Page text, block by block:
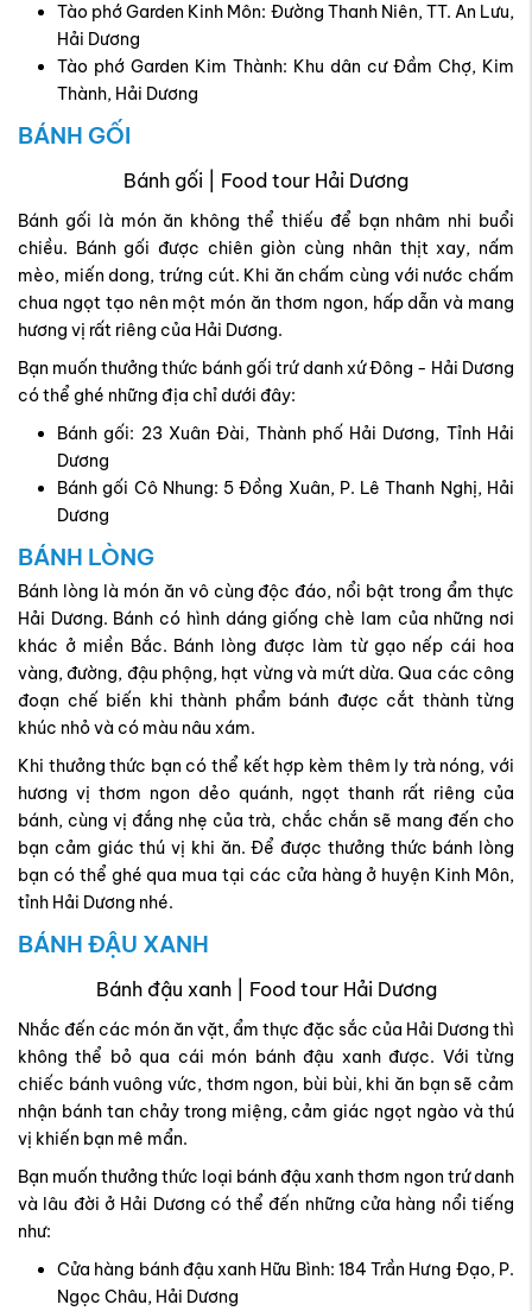
Tào phớ Garden Kinh Môn: Đường Thanh Niên, TT. An Lưu,
Hải Dương
Tào phớ Garden Kim Thành: Khu dân cư Đầm Chợ, Kim
Thành, Hải Dương
BÁNH GỐI
Bánh gối | Food tour Hải Dương
Bánh gối là món ăn không thể thiếu để bạn nhâm nhi buổi
chiều. Bánh gối được chiên giòn cùng nhân thịt xay, nấm
mèo, miến dong, trứng cút. Khi ăn chấm cùng với nước chấm
chua ngọt tạo nên một món ăn thơm ngon, hấp dẫn và mang
hương vị rất riêng của Hải Dương.
Bạn muốn thưởng thức bánh gối trứ danh xứ Đông - Hải Dương
có thể ghé những địa chỉ dưới đây:
Bánh gối: 23 Xuân Đài, Thành phố Hải Dương, Tỉnh Hải
Dương
Bánh gối Cô Nhung: 5 Đồng Xuân, P. Lê Thanh Nghị, Hải
Dương
BÁNH LÒNG
Bánh lòng là món ăn vô cùng độc đáo, nổi bật trong ẩm thực
Hải Dương. Bánh có hình dáng giống chè lam của những nơi
khác ở miền Bắc. Bánh lòng được làm từ gạo nếp cái hoa
vàng, đường, đậu phộng, hạt vừng và mứt dừa. Qua các công
đoạn chế biến khi thành phẩm bánh được cắt thành từng
khúc nhỏ và có màu nâu xám.
Khi thưởng thức bạn có thể kết hợp kèm thêm ly trà nóng, với
hương vị thơm ngon dẻo quánh, ngọt thanh rất riêng của
bánh, cùng vị đắng nhẹ của trà, chắc chắn sẽ mang đến cho
bạn cảm giác thú vị khi ăn. Để được thưởng thức bánh lòng
bạn có thể ghé qua mua tại các cửa hàng ở huyện Kinh Môn,
tỉnh Hải Dương nhé.
BÁNH ĐẬU XANH
Bánh đậu xanh | Food tour Hải Dương
Nhắc đến các món ăn vặt, ẩm thực đặc sắc của Hải Dương thì
không thể bỏ qua cái món bánh đậu xanh được. Với từng
chiếc bánh vuông vức, thơm ngon, bùi bùi, khi ăn bạn sẽ cảm
nhận bánh tan chảy trong miệng, cảm giác ngọt ngào và thú
vị khiến bạn mê mẩn.
Bạn muốn thưởng thức loại bánh đậu xanh thơm ngon trứ danh
và lâu đời ở Hải Dương có thể đến những cửa hàng nổi tiếng
như:
Cửa hàng bánh đậu xanh Hữu Bình: 184 Trần Hưng Đạo, P.
Ngọc Châu, Hải Dương